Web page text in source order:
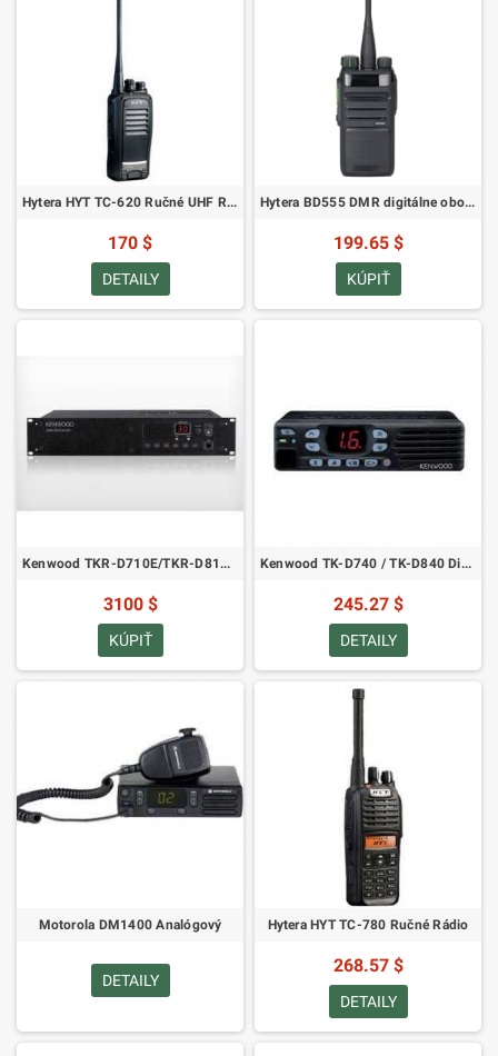
Hytera HYT TC-620 Ručné UHF Rádio
170 $
DETAILY
Hytera BD555 DMR digitálne obojsmerné rádio
199.65 $
KÚPIŤ
Kenwood TKR-D710E/TKR-D810E VHF/UHF Digitálny Dvojcestný Rádiový Repeater
3100 $
KÚPIŤ
Kenwood TK-D740 / TK-D840 Digitálne Rádio - VHF a UHF
245.27 $
DETAILY
Motorola DM1400 Analógový
DETAILY
Hytera HYT TC-780 Ručné Rádio
268.57 $
DETAILY